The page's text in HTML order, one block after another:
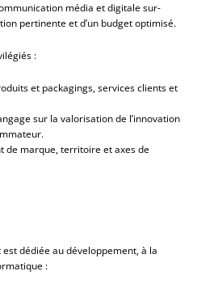
média et digitale sur-
pertinente et d’un budget optimisé.
:
et packagings, services clients et
sur la valorisation de l’innovation
de marque, territoire et axes de
dédiée au développement, à la
: